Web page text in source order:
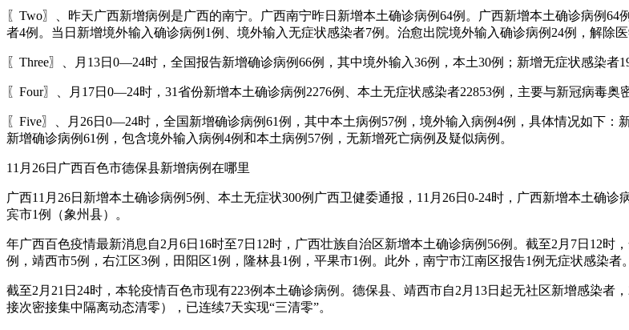
〖Two〗、昨天广西新增病例是广西的南宁。广西南宁昨日新增本土确诊病例64例。广西新增本土确诊病例
者4例。当日新增境外输入确诊病例1例、境外输入无症状感染者7例。治愈出院境外输入确诊病例24例，解除
〖Three〗、月13日0—24时，全国报告新增确诊病例66例，其中境外输入36例，本土30例；新增无症状感染者
〖Four〗、月17日0—24时，31省份新增本土确诊病例2276例、本土无症状感染者22853例，主要与新冠病毒奥
〖Five〗、月26日0—24时，全国新增确诊病例61例，其中本土病例57例，境外输入病例4例，具体情况如下
新增确诊病例61例，包含境外输入病例4例和本土病例57例，无新增死亡病例及疑似病例。
11月26日广西百色市德保县新增病例在哪里
广西11月26日新增本土确诊病例5例、本土无症状300例广西卫健委通报，11月26日0-24时，广西新增本土确
宾市1例（象州县）。
年广西百色疫情最新消息自2月6日16时至7日12时，广西壮族自治区新增本土确诊病例56例。截至2月7日12
例，靖西市5例，右江区3例，田阳区1例，隆林县1例，平果市1例。此外，南宁市江南区报告1例无症状感染者。
截至2月21日24时，本轮疫情百色市现有223例本土确诊病例。德保县、靖西市自2月13日起无社区新增感染者
接次密接集中隔离动态清零），已连续7天实现“三清零”。